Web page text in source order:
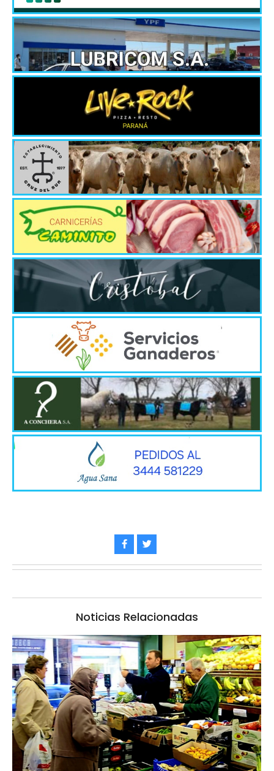
Noticias Relacionadas